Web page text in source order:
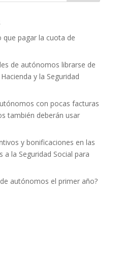
pagar la cuota de
de autónomos librarse de
y la Seguridad
con pocas facturas
también deberán usar
y bonificaciones en las
la Seguridad Social para
autónomos el primer año?